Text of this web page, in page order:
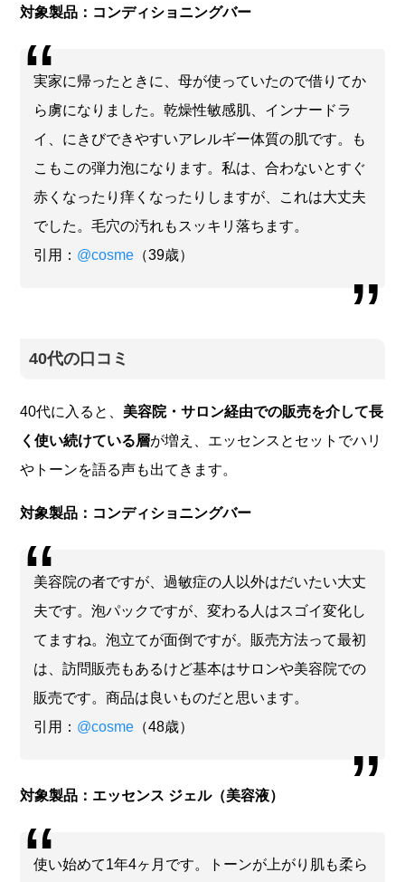
対象製品：コンディショニングバー
実家に帰ったときに、母が使っていたので借りてか
ら虜になりました。乾燥性敏感肌、インナードラ
イ、にきびできやすいアレルギー体質の肌です。も
こもこの弾力泡になります。私は、合わないとすぐ
赤くなったり痒くなったりしますが、これは大丈夫
でした。毛穴の汚れもスッキリ落ちます。
引用： @cosme （39歳）
40代の口コミ
40代に入ると、 美容院・サロン経由での販売を介して長
く使い続けている層が増え、エッセンスとセットでハリ
やトーンを語る声も出てきます。
対象製品：コンディショニングバー
美容院の者ですが、過敏症の人以外はだいたい大丈
夫です。泡パックですが、変わる人はスゴイ変化し
てますね。泡立てが面倒ですが。販売方法って最初
は、訪問販売もあるけど基本はサロンや美容院での
販売です。商品は良いものだと思います。
引用： @cosme （48歳）
対象製品：エッセンス ジェル（美容液）
使い始めて1年4ヶ月です。トーンが上がり肌も柔ら